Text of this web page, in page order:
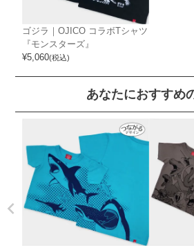
ゴジラ｜OJICO コラボTシャツ
『モンスターズ』
¥5,060(税込)
あなたにおすすめ